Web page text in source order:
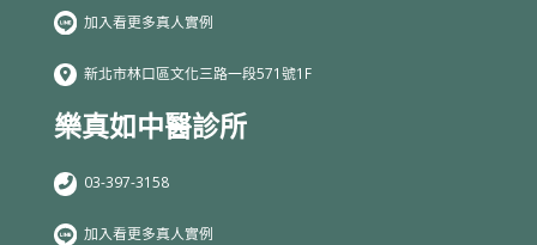
加入看更多真人實例
新北市林口區文化三路一段571號1F
樂真如中醫診所
03-397-3158
加入看更多真人實例